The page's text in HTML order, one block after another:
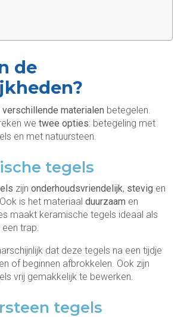
de
verschillende materialen betegelen.
we twee opties: betegeling met
en met natuursteen.
tegels
zijn onderhoudsvriendelijk, stevig en
. Ook is het materiaal duurzaam en
maakt keramische tegels ideaal als
trap.
dat deze tegels na een tijdje
of beginnen afbrokkelen. Ook zijn
vrij gemakkelijk te bewerken.
tegels